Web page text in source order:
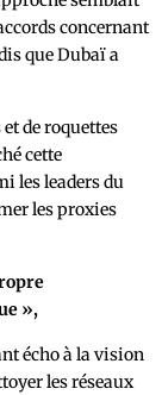
concernant
que Dubaï a
de roquettes
cette
les leaders du
les proxies
»,
écho à la vision
les réseaux